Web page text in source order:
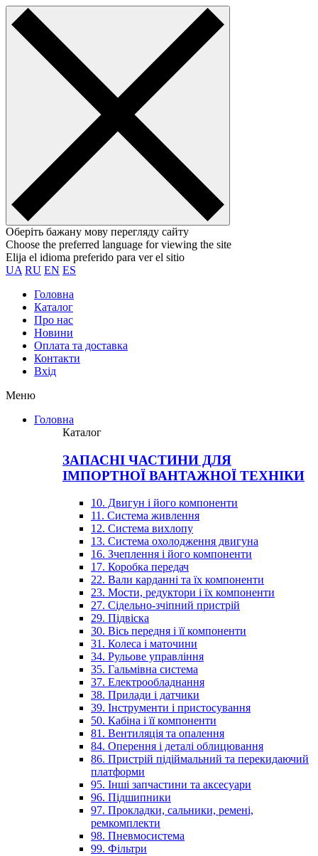
Оберіть бажану мову перегляду сайту
Choose the preferred language for viewing the site
Elija el idioma preferido para ver el sitio
UA RU EN ES
Головна
Каталог
Про нас
Новини
Оплата та доставка
Контакти
Вхiд
Меню
Головна
Каталог
ЗАПАСНІ ЧАСТИНИ ДЛЯ
ІМПОРТНОЇ ВАНТАЖНОЇ ТЕХНІКИ
10. Двигун і його компоненти
11. Система живлення
12. Система вихлопу
13. Система охолодження двигуна
16. Зчеплення і його компоненти
17. Коробка передач
22. Вали карданні та їх компоненти
23. Мости, редуктори і їх компоненти
27. Сідельно-зчіпний пристрій
29. Підвіска
30. Вісь передня і її компоненти
31. Колеса і маточини
34. Рульове управління
35. Гальмівна система
37. Електрообладнання
38. Прилади і датчики
39. Інструменти і пристосування
50. Кабіна і її компоненти
81. Вентиляція та опалення
84. Оперення і деталі облицювання
86. Пристрій підіймальний та перекидаючий
платформи
95. Інші запчастини та аксесуари
96. Підшипники
97. Прокладки, сальники, ремені,
ремкомплекти
98. Пневмосистема
99. Фільтри